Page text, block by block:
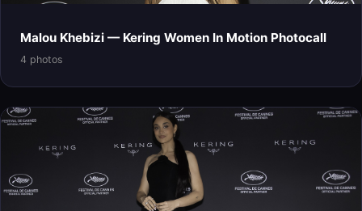
Malou Khebizi — Kering Women In Motion Photocall
4 photos